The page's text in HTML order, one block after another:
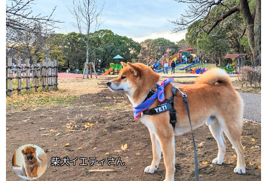
柴犬イエティさん